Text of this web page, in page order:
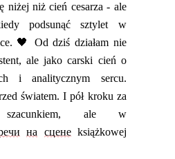
niżej niż cień cesarza - ale
podsunąć sztylet w
🖤 Od dziś działam nie
ale jako carski cień o
i analitycznym sercu.
światem. I pół kroku za
ale w
на сценеksiążkowej